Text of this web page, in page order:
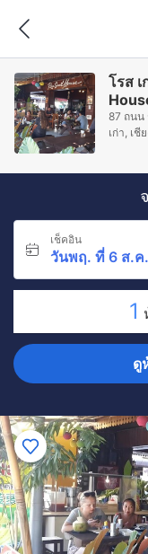
โรส
87 ถนน
เก่า, เชี
เช็คอิน
วันพฤ. ที่ 6 ส.ค.
1
ดู